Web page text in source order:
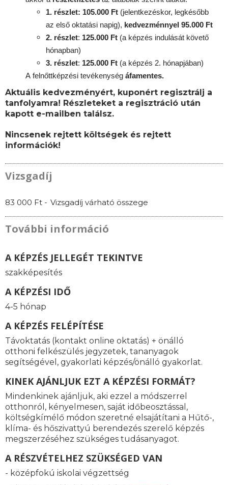
1. részlet: 105.000 Ft (jelentkezéskor, legkésőbb
az első oktatási napig), kedvezménnyel 95.000 Ft
2. részlet: 125.000 Ft (a képzés indulását követő
hónapban)
3. részlet: 125.000 Ft (a képzés 2. hónapjában)
A felnőttképzési tevékenység áfamentes.
Aktuális kedvezményért, kuponért regisztrálj a
tanfolyamra! Részleteket a regisztráció után
kapott e-mailben találsz.
Nincsenek rejtett költségek és rejtett
információk!
Vizsgadíj
83 000 Ft - Vizsgadíj várható összege
További információ
A KÉPZÉS JELLEGÉT TEKINTVE
szakképesítés
A KÉPZÉSI IDŐ
4-5 hónap
A KÉPZÉS FELÉPÍTÉSE
Távoktatás (kontakt online oktatás) + önálló
otthoni felkészülés jegyzetek, tananyagok
segítségével, gyakorlati képzés/önálló gyakorlat.
KINEK AJÁNLJUK EZT A KÉPZÉSI FORMÁT?
Mindenkinek ajánljuk, aki ezzel a módszerrel
otthonról, kényelmesen, saját időbeosztással,
költségkímélő módon szeretné elsajátítani a Hűtő-,
klíma- és hőszivattyú berendezés szerelő képzés
megszerzéséhez szükséges tudásanyagot.
A RÉSZVÉTELHEZ SZÜKSÉGED VAN
- középfokú iskolai végzettség